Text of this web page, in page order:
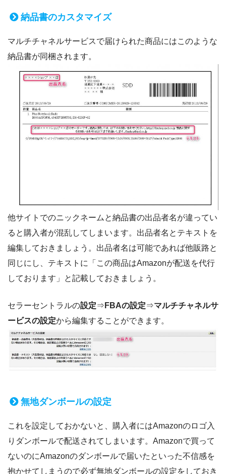
納品書のカスタマイズ
マルチチャネルサービスで届けられた商品にはこのような
納品書が同梱されます。
他サイトでのニックネームと納品書の出品者名が違ってい
ると購入者が混乱してしまいます。出品者名とテキストを
編集しておきましょう。出品者名は可能であれば他販路と
同じにし、テキストに「この商品はAmazonが配送を代行
しております」と記載しておきましょう。
セラーセントラルの設定⇒ FBAの設定⇒マルチチャネルサ
ービスの設定から編集することができます。
無地ダンボールの設定
これを設定しておかないと、購入者にはAmazonのロゴ入
りダンボールで配送されてしまいます。Amazonで買って
ないのにAmazonのダンボールで届いたといった不信感を
抱かせてしまうので必ず無地ダンボールの設定をしておき